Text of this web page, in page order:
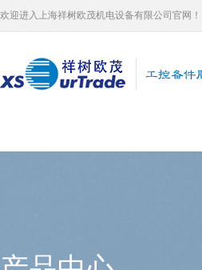
欢迎进入上海祥树欧茂机电设备有限公司官网！